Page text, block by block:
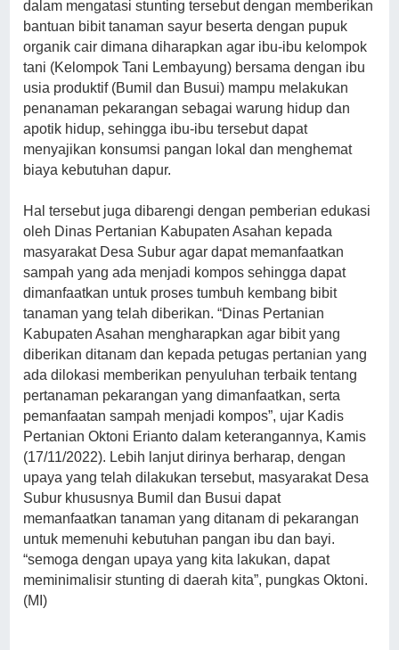
dalam mengatasi stunting tersebut dengan memberikan
bantuan bibit tanaman sayur beserta dengan pupuk
organik cair dimana diharapkan agar ibu-ibu kelompok
tani (Kelompok Tani Lembayung) bersama dengan ibu
usia produktif (Bumil dan Busui) mampu melakukan
penanaman pekarangan sebagai warung hidup dan
apotik hidup, sehingga ibu-ibu tersebut dapat
menyajikan konsumsi pangan lokal dan menghemat
biaya kebutuhan dapur.
Hal tersebut juga dibarengi dengan pemberian edukasi
oleh Dinas Pertanian Kabupaten Asahan kepada
masyarakat Desa Subur agar dapat memanfaatkan
sampah yang ada menjadi kompos sehingga dapat
dimanfaatkan untuk proses tumbuh kembang bibit
tanaman yang telah diberikan. “Dinas Pertanian
Kabupaten Asahan mengharapkan agar bibit yang
diberikan ditanam dan kepada petugas pertanian yang
ada dilokasi memberikan penyuluhan terbaik tentang
pertanaman pekarangan yang dimanfaatkan, serta
pemanfaatan sampah menjadi kompos”, ujar Kadis
Pertanian Oktoni Erianto dalam keterangannya, Kamis
(17/11/2022). Lebih lanjut dirinya berharap, dengan
upaya yang telah dilakukan tersebut, masyarakat Desa
Subur khususnya Bumil dan Busui dapat
memanfaatkan tanaman yang ditanam di pekarangan
untuk memenuhi kebutuhan pangan ibu dan bayi.
“semoga dengan upaya yang kita lakukan, dapat
meminimalisir stunting di daerah kita”, pungkas Oktoni.
(MI)